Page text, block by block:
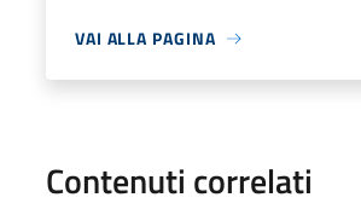
VAI ALLA PAGINA
Contenuti correlati